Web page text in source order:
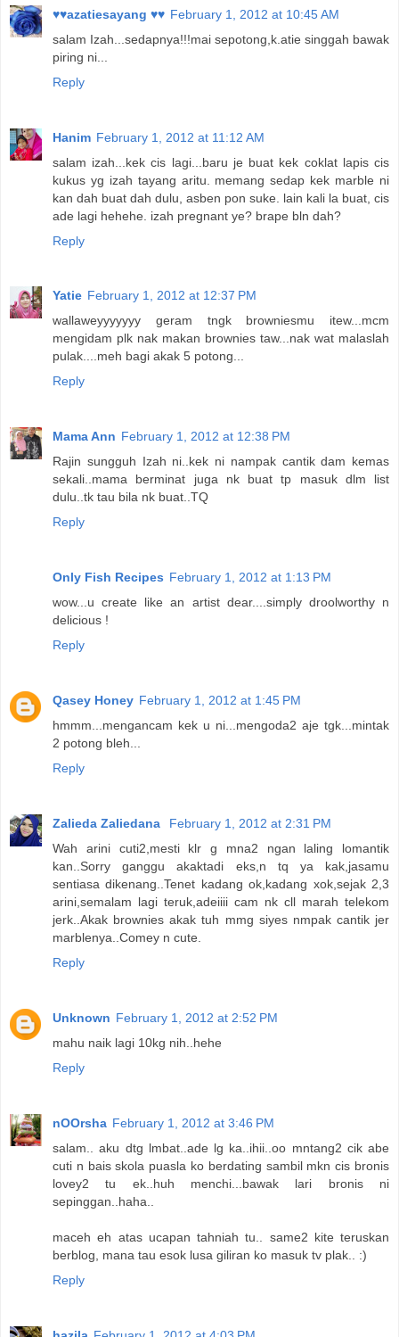
♥♥azatiesayang ♥♥ February 1, 2012 at 10:45 AM
salam Izah...sedapnya!!!mai sepotong,k.atie singgah bawak
piring ni...
Reply
Hanim February 1, 2012 at 11:12 AM
salam izah...kek cis lagi...baru je buat kek coklat lapis cis
kukus yg izah tayang aritu. memang sedap kek marble ni
kan dah buat dah dulu, asben pon suke. lain kali la buat, cis
ade lagi hehehe. izah pregnant ye? brape bln dah?
Reply
Yatie February 1, 2012 at 12:37 PM
wallaweyyyyyyy geram tngk browniesmu itew...mcm
mengidam plk nak makan brownies taw...nak wat malaslah
pulak....meh bagi akak 5 potong...
Reply
Mama Ann February 1, 2012 at 12:38 PM
Rajin sungguh Izah ni..kek ni nampak cantik dam kemas
sekali..mama berminat juga nk buat tp masuk dlm list
dulu..tk tau bila nk buat..TQ
Reply
Only Fish Recipes February 1, 2012 at 1:13 PM
wow...u create like an artist dear....simply droolworthy n
delicious !
Reply
Qasey Honey February 1, 2012 at 1:45 PM
hmmm...mengancam kek u ni...mengoda2 aje tgk...mintak
2 potong bleh...
Reply
Zalieda Zaliedana
February 1, 2012 at 2:31 PM
Wah arini cuti2,mesti klr g mna2 ngan laling lomantik
kan..Sorry ganggu akaktadi eks,n tq ya kak,jasamu
sentiasa dikenang..Tenet kadang ok,kadang xok,sejak 2,3
arini,semalam lagi teruk,adeiiii cam nk cll marah telekom
jerk..Akak brownies akak tuh mmg siyes nmpak cantik jer
marblenya..Comey n cute.
Reply
Unknown February 1, 2012 at 2:52 PM
mahu naik lagi 10kg nih..hehe
Reply
nOOrsha February 1, 2012 at 3:46 PM
salam.. aku dtg lmbat..ade lg ka..ihii..oo mntang2 cik abe
cuti n bais skola puasla ko berdating sambil mkn cis bronis
lovey2 tu ek..huh menchi...bawak lari bronis ni
sepinggan..haha..
maceh eh atas ucapan tahniah tu.. same2 kite teruskan
berblog, mana tau esok lusa giliran ko masuk tv plak.. :)
Reply